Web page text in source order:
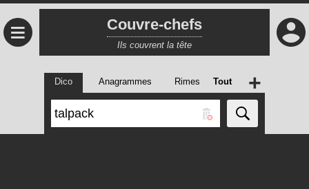
≡ Couvre-chefs
Ils couvrent la tête
Dico Anagrammes Rimes Tout +